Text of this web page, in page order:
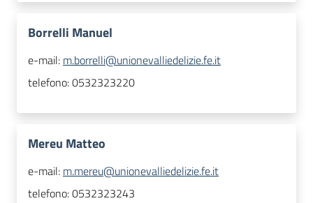
Borrelli Manuel
e-mail: m.borrelli@unionevalliedelizie.fe.it
telefono:0532323220
Mereu Matteo
e-mail: m.mereu@unionevalliedelizie.fe.it
telefono:0532323243